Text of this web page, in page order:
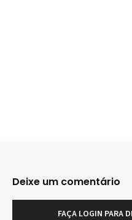
Deixe um comentário
FAÇA LOGIN PARA